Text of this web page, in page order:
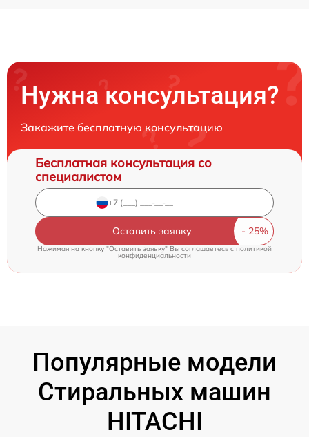
Нужна консультация?
Закажите бесплатную консультацию
Бесплатная консультация со
специалистом
Оставить заявку
Нажимая на кнопку "Оставить заявку" Вы соглашаетесь cполитикой
конфиденциальности
Популярные модели
Стиральных машин
HITACHI